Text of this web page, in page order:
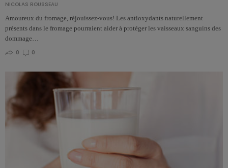
NICOLAS ROUSSEAU
Amoureux du fromage, réjouissez-vous! Les antioxydants naturellement
présents dans le fromage pourraient aider à protéger les vaisseaux sanguins des
dommage…
0
0